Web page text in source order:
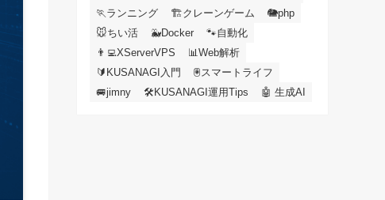
🏃ランニング
🏗️クレーンゲーム
🐘php
🐭ちい活
🐳Docker
🐾自動化
👨‍💻XServerVPS
📊Web解析
🔰KUSANAGI入門
🖲️スマートライフ
🚐jimny
🛠KUSANAGI運用Tips 🤖 生成AI